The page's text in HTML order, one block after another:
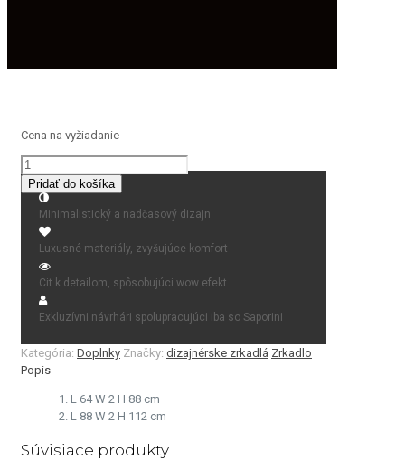
Cena na vyžiadanie
množstvo
zrkadlo
BELTY
Pridať do košíka
Minimalistický a nadčasový dizajn
Luxusné materiály, zvyšujúce komfort
Cit k detailom, spôsobujúci wow efekt
Exkluzívni návrhári spolupracujúci iba so Saporini
Kategória: Doplnky Značky: dizajnérske zrkadlá Zrkadlo
Popis
L 64 W 2 H 88 cm
L 88 W 2 H 112 cm
Súvisiace produkty